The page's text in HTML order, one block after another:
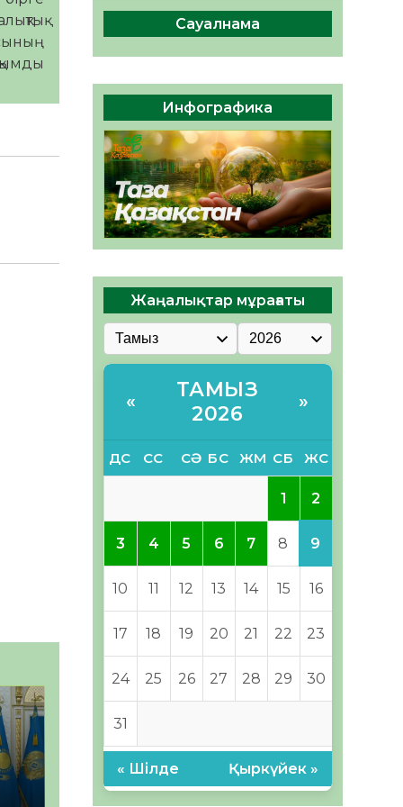
Руслан Рүстемұлы облыс
әкімінің кеңесшісі болып
тағайындалды
05.08.2026
65 0
Сауалнама
Инфографика
Жаңалықтар мұрағаты
«
ТАМЫЗ
2026
»
ДС СС СӘ БС ЖМ СБ ЖС
1 2
3 4 5 6 7 8 9
10 11 12 13 14 15 16
17 18 19 20 21 22 23
24 25 26 27 28 29 30
31
« Шілде Қыркүйек »